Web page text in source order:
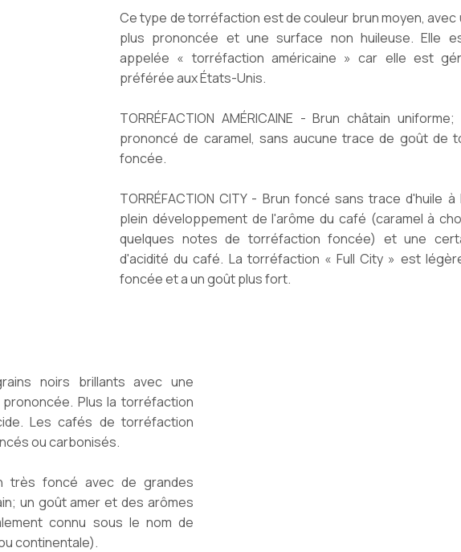
Ce type de torréfaction est de couleur brun moyen, avec
plus prononcée et une surface non huileuse. Elle
appelée « torréfaction américaine » car elle est
préférée aux États-Unis.
TORRÉFACTION AMÉRICAINE - Brun châtain
prononcé de caramel, sans aucune trace de goût de
foncée.
TORRÉFACTION CITY - Brun foncé sans trace d'huile
plein développement de l'arôme du café (caramel à
quelques notes de torréfaction foncée) et une
d'acidité du café. La torréfaction « Full City » est
foncée et a un goût plus fort.
noirs brillants avec une
Plus la torréfaction
Les cafés de torréfaction
ou carbonisés.
très foncé avec de grandes
un goût amer et des arômes
connu sous le nom de
continentale).